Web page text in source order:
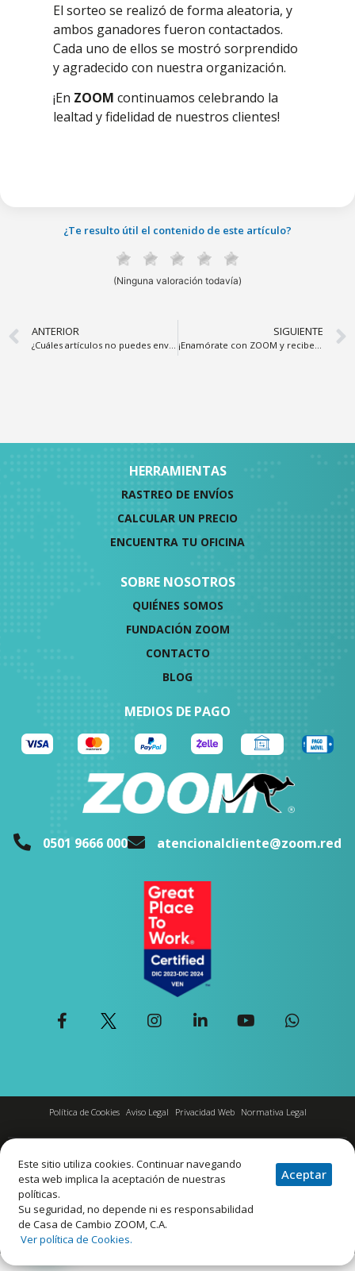
El sorteo se realizó de forma aleatoria, y
ambos ganadores fueron contactados.
Cada uno de ellos se mostró sorprendido
y agradecido con nuestra organización.
¡En ZOOM continuamos celebrando la
lealtad y fidelidad de nuestros clientes!
¿Te resulto útil el contenido de este artículo?
(Ninguna valoración todavía)
ANTERIOR SIGUIENTE
HERRAMIENTAS
RASTREO DE ENVÍOS
CALCULAR UN PRECIO
ENCUENTRA TU OFICINA
SOBRE NOSOTROS
QUIÉNES SOMOS
FUNDACIÓN ZOOM
CONTACTO
BLOG
MEDIOS DE PAGO
0501 9666 000 atencionalcliente@zoom.red
Política de Cookies Aviso Legal Privacidad Web Normativa Legal
ZOOM International Services, C.A. J-00102174-4 C.P.IP °10-10-85-04
Todos los derechos reservados.
Este sitio utiliza cookies. Continuar navegando
esta web implica la aceptación de nuestras
políticas.
Su seguridad, no depende ni es responsabilidad
de Casa de Cambio ZOOM, C.A.
Ver política de Cookies.
Aceptar